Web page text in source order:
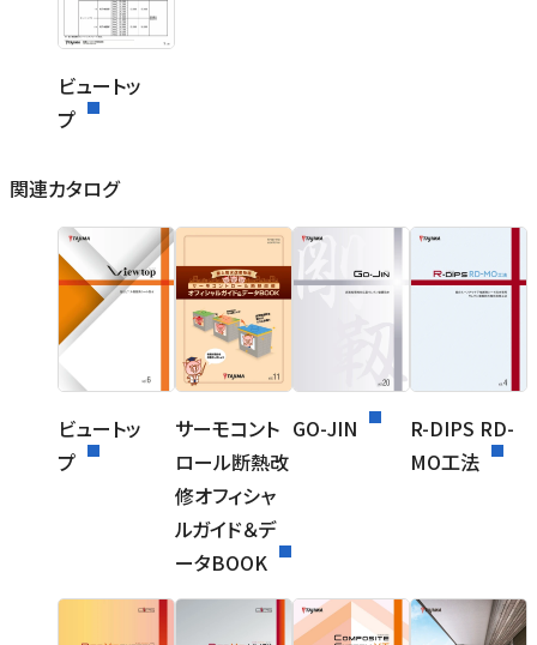
ビュートッ
プ
関連カタログ
ビュートッ
プ
サーモコント
ロール断熱改
修オフィシャ
ルガイド＆デ
ータBOOK
GO-JIN
R-DIPS RD-
MO工法